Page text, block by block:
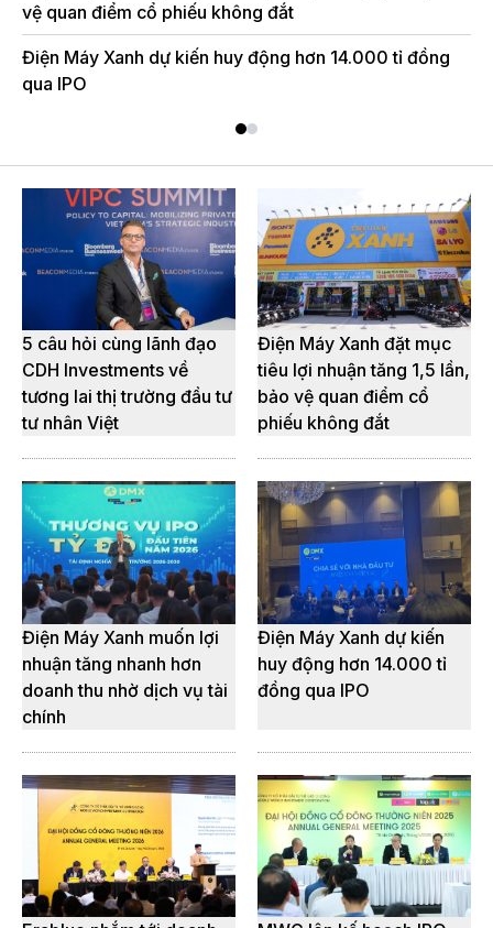
vệ quan điểm cổ phiếu không đắt
Điện Máy Xanh dự kiến huy động hơn 14.000 tỉ đồng
qua IPO
5 câu hỏi cùng lãnh đạo
CDH Investments về
tương lai thị trường đầu tư
tư nhân Việt
Điện Máy Xanh đặt mục
tiêu lợi nhuận tăng 1,5 lần,
bảo vệ quan điểm cổ
phiếu không đắt
Điện Máy Xanh muốn lợi
nhuận tăng nhanh hơn
doanh thu nhờ dịch vụ tài
chính
Điện Máy Xanh dự kiến
huy động hơn 14.000 tỉ
đồng qua IPO